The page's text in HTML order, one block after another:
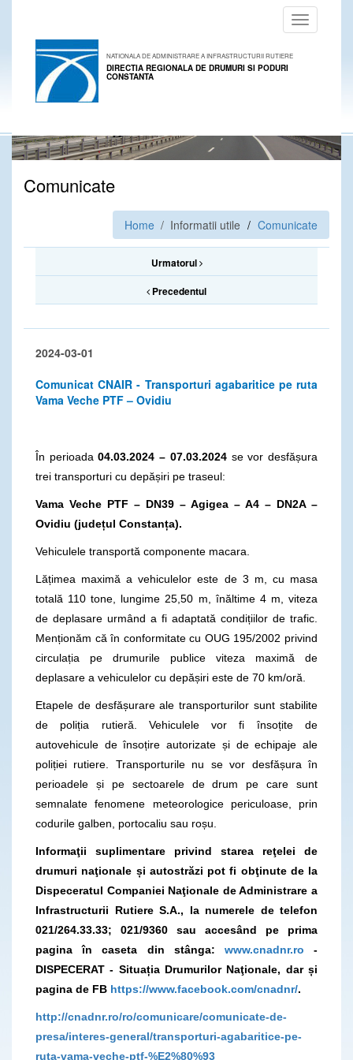
Toggle
navigation
NATIONALA DE ADMINISTRARE A INFRASTRUCTURII RUTIERE
DIRECTIA REGIONALA DE DRUMURI SI PODURI
CONSTANTA
Comunicate
Home / Informatii utile Comunicate
Urmatorul
Precedentul
2024-03-01
Comunicat CNAIR - Transporturi agabaritice pe ruta
Vama Veche PTF – Ovidiu
În perioada04.03.2024 – 07.03.2024se vor desfășura
trei transporturi cu depășiri pe traseul:
Vama Veche PTF – DN39 – Agigea – A4 – DN2A –
Ovidiu (județul Constanța).
Vehiculele transportă componente macara.
Lățimea maximă a vehiculelor este de 3 m, cu masa
totală 110 tone, lungime 25,50 m, înăltime 4 m, viteza
de deplasare urmând a fi adaptată condițiilor de trafic.
Menționăm că în conformitate cu OUG 195/2002 privind
circulația pe drumurile publice viteza maximă de
deplasare a vehiculelor cu depășiri este de 70 km/oră.
Etapele de desfășurare ale transporturilor sunt stabilite
de poliția rutieră. Vehiculele vor fi însoțite de
autovehicule de însoțire autorizate și de echipaje ale
poliției rutiere. Transporturile nu se vor desfășura în
perioadele și pe sectoarele de drum pe care sunt
semnalate fenomene meteorologice periculoase, prin
codurile galben, portocaliu sau roșu.
Informaţii suplimentare privind starea reţelei de
drumuri naţionale și autostrăzi pot fi obţinute de la
Dispeceratul Companiei Naţionale de Administrare a
Infrastructurii Rutiere S.A., la numerele de telefon
021/264.33.33; 021/9360 sau accesând pe prima
pagina în caseta din stânga: www.cnadnr.ro -
DISPECERAT - Situația Drumurilor Naţionale, dar și
pagina de FB https://www.facebook.com/cnadnr/.
http://cnadnr.ro/ro/comunicare/comunicate-de-
presa/interes-general/transporturi-agabaritice-pe-
ruta-vama-veche-ptf-%E2%80%93